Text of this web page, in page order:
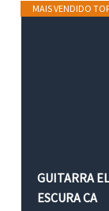
MAIS VENDIDO
GUITARRA
ESCURA CA